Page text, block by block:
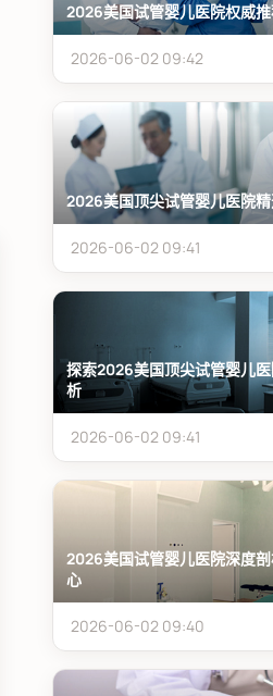
2026美国试管婴儿医院权威
2026-06-02 09:42
2026美国顶尖试管婴儿医院
2026-06-02 09:41
探索2026美国顶尖试管婴儿
析
2026-06-02 09:41
2026美国试管婴儿医院深度
心
2026-06-02 09:40